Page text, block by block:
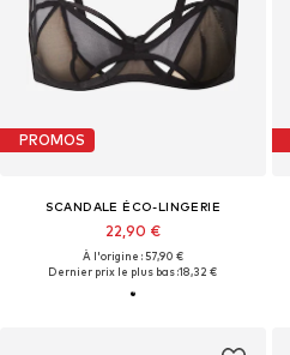
PROMOS
SCANDALE ÉCO-LINGERIE
22,90 €
À l'origine : 57,90 €
Dernier prix le plus bas :18,32 €